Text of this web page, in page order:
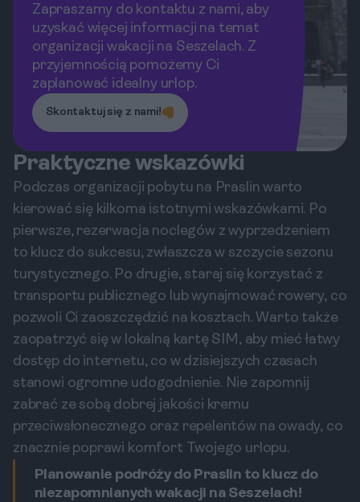
pomóc!
Zapraszamy do kontaktu z nami, aby
uzyskać więcej informacji na temat
organizacji wakacji na Seszelach. Z
przyjemnością pomożemy Ci
zaplanować idealny urlop.
Skontaktuj się z nami!
Praktyczne wskazówki
Podczas organizacji pobytu na Praslin warto
kierować się kilkoma istotnymi wskazówkami. Po
pierwsze, rezerwacja noclegów z wyprzedzeniem
to klucz do sukcesu, zwłaszcza w szczycie sezonu
turystycznego. Po drugie, staraj się korzystać z
transportu publicznego lub wynajmować rowery, co
pozwoli Ci zaoszczędzić na kosztach. Warto także
zaopatrzyć się w lokalną kartę SIM, aby mieć łatwy
dostęp do internetu, co w dzisiejszych czasach
stanowi ogromne udogodnienie. Nie zapomnij
zabrać ze sobą dobrej jakości kremu
przeciwsłonecznego oraz repelentów na owady, co
znacznie poprawi komfort Twojego urlopu.
Planowanie podróży do Praslin to klucz do
niezapomnianych wakacji na Seszelach!